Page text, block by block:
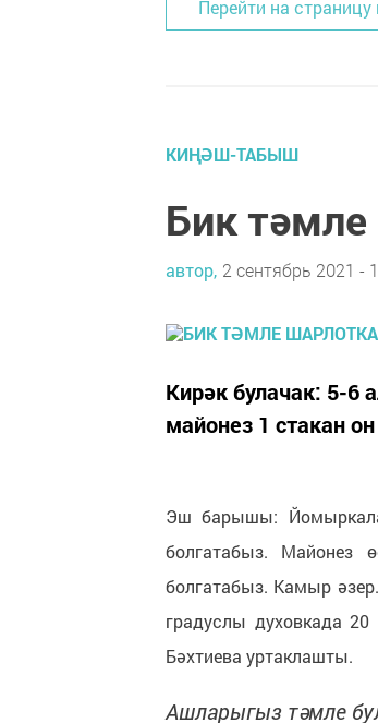
Перейти на страницу
КИҢӘШ-ТАБЫШ
Бик
автор, 2 сентябрь 2021 -
Кирәк булачак: 5-
майонез 1 стакан
Эш барышы:
болгатабыз. Майонез
болгатабыз. Камыр
градуслы духовкада
Бәхтиева уртаклашты.
Ашларыгыз тәмле